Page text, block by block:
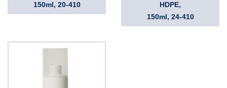
150ml, 20-410
HDPE,
150ml, 24-410